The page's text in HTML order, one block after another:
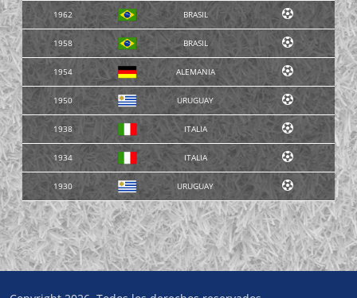
1962 BRASIL
1958 BRASIL
1954 ALEMANIA
1950 URUGUAY
1938 ITALIA
1934 ITALIA
1930 URUGUAY